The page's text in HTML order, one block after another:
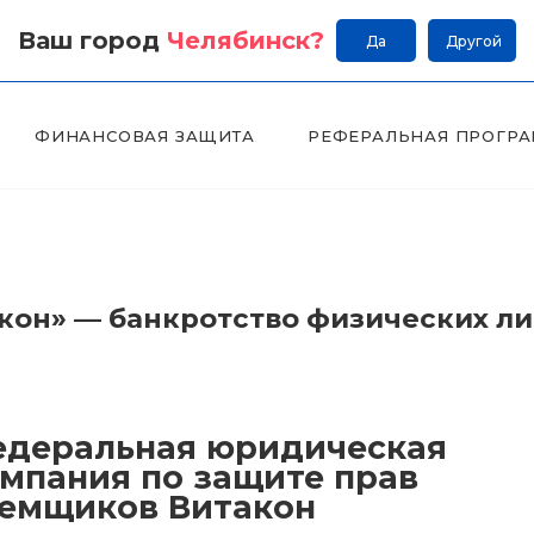
Ваш город Челябинск? Да Другой
ФИНАНСОВАЯ ЗАЩИТА РЕФЕРАЛЬНАЯ
— банкротство физических
юридическая
по защите прав
Витакон